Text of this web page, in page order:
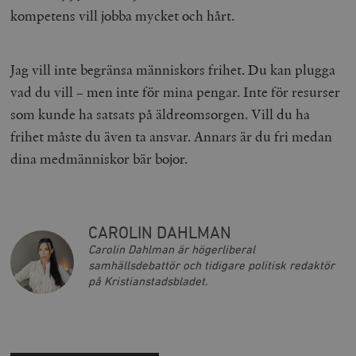
kompetens vill jobba mycket och hårt.
Jag vill inte begränsa människors frihet. Du kan plugga
vad du vill – men inte för mina pengar. Inte för resurser
som kunde ha satsats på äldreomsorgen. Vill du ha
frihet måste du även ta ansvar. Annars är du fri medan
dina medmänniskor bär bojor.
CAROLIN DAHLMAN
Carolin Dahlman är högerliberal
samhällsdebattör och tidigare politisk redaktör
på Kristianstadsbladet.
Marknadsföring Funktioner
och kontohantering. Webbplatsen kan inte användas
Namn
Leverantör
/ Domän
woocommerce_cart_hash
Automattic